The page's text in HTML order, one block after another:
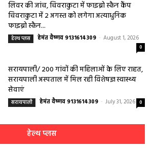
लिवर की जांच, चिवराकुटा में फाइब्रो स्कैन कैंप
चिवराकुटा में 2 अगस्त को लगेगा अत्याधुनिक
फाइब्रो स्कैन...
हेल्थ प्लस हेमंत वैष्णव 9131614309 - August 1, 2026
0
सरायपाली/ 200 गांवों की महिलाओं के लिए राहत,
सरायपाली अस्पताल में मिल रही विशेषज्ञ स्वास्थ्य
सेवाएं
सरायपाली हेमंत वैष्णव 9131614309 - July 31, 2026 0
हेल्थ प्लस